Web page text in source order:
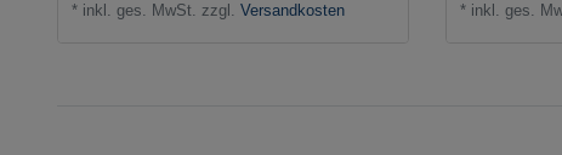
* inkl. ges. MwSt. zzgl.Versandkosten * inkl. ges.